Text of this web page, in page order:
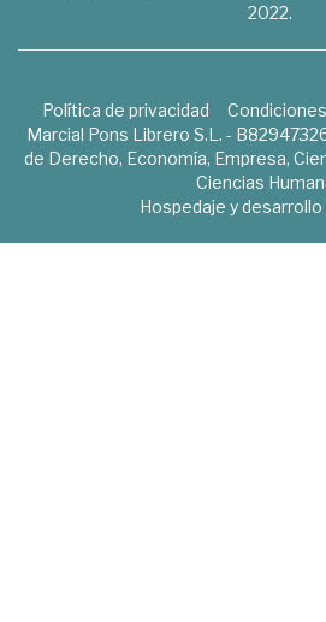
2022.
Política de privacidad
Marcial Pons Librero S.L. -
de Derecho, Economía, Empresa,
Ciencias
Hospedaje y desarrollo